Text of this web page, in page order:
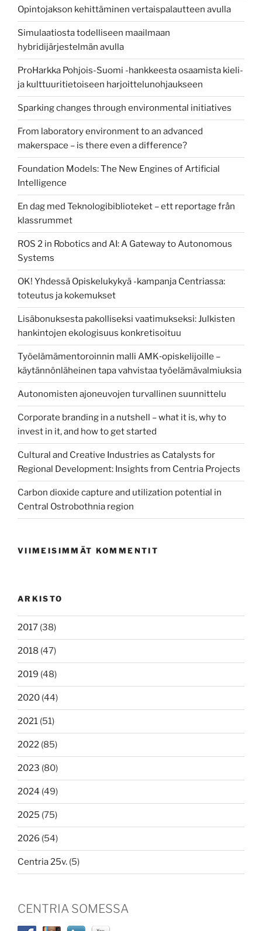
Opintojakson kehittäminen vertaispalautteen avulla
Simulaatiosta todelliseen maailmaan
hybridijärjestelmän avulla
ProHarkka Pohjois-Suomi -hankkeesta osaamista kieli-
ja kulttuuritietoiseen harjoittelunohjaukseen
Sparking changes through environmental initiatives
From laboratory environment to an advanced
makerspace – is there even a difference?
Foundation Models: The New Engines of Artificial
Intelligence
En dag med Teknologibiblioteket – ett reportage från
klassrummet
ROS 2 in Robotics and AI: A Gateway to Autonomous
Systems
OK! Yhdessä Opiskelukykyä -kampanja Centriassa:
toteutus ja kokemukset
Lisäbonuksesta pakolliseksi vaatimukseksi: Julkisten
hankintojen ekologisuus konkretisoituu
Työelämämentoroinnin malli AMK‑opiskelijoille –
käytännönläheinen tapa vahvistaa työelämävalmiuksia
Autonomisten ajoneuvojen turvallinen suunnittelu
Corporate branding in a nutshell – what it is, why to
invest in it, and how to get started
Cultural and Creative Industries as Catalysts for
Regional Development: Insights from Centria Projects
Carbon dioxide capture and utilization potential in
Central Ostrobothnia region
VIIMEISIMMÄT KOMMENTIT
ARKISTO
2017 (38)
2018 (47)
2019 (48)
2020 (44)
2021 (51)
2022 (85)
2023 (80)
2024 (49)
2025 (75)
2026 (54)
Centria 25v. (5)
CENTRIA SOMESSA